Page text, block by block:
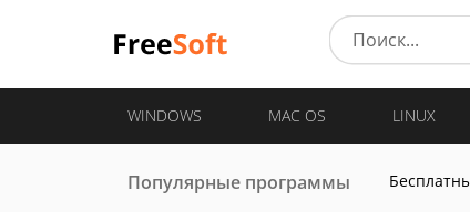
WINDOWS MAC OS LINUX
Популярные программы